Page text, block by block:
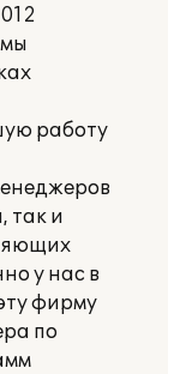
работу
так и
у нас в
фирму
по